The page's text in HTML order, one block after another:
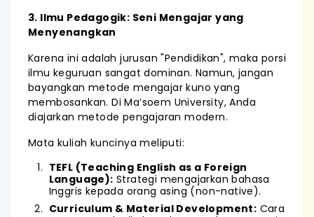
3. Ilmu Pedagogik: Seni Mengajar yang
Menyenangkan
Karena ini adalah jurusan "Pendidikan", maka porsi
ilmu keguruan sangat dominan. Namun, jangan
bayangkan metode mengajar kuno yang
membosankan. Di Ma’soem University, Anda
diajarkan metode pengajaran modern.
Mata kuliah kuncinya meliputi:
TEFL (Teaching English as a Foreign
Language): Strategi mengajarkan bahasa
Inggris kepada orang asing (non-native).
Curriculum & Material Development: Cara